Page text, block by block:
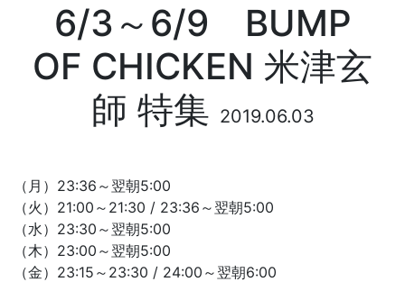
6/3～6/9 BUMP
OF CHICKEN 米津玄
師 特集 2019.06.03
（月）23:36～翌朝5:00
（火）21:00～21:30 / 23:36～翌朝5:00
（水）23:30～翌朝5:00
（木）23:00～翌朝5:00
（金）23:15～23:30 / 24:00～翌朝6:00